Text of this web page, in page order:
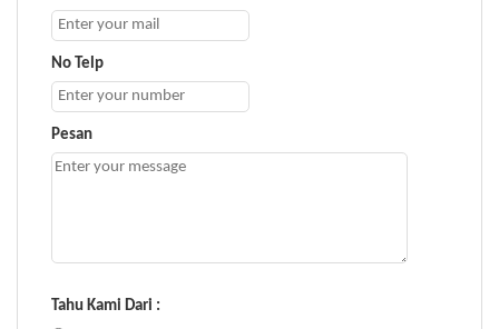
No Telp
Pesan
Tahu Kami Dari :